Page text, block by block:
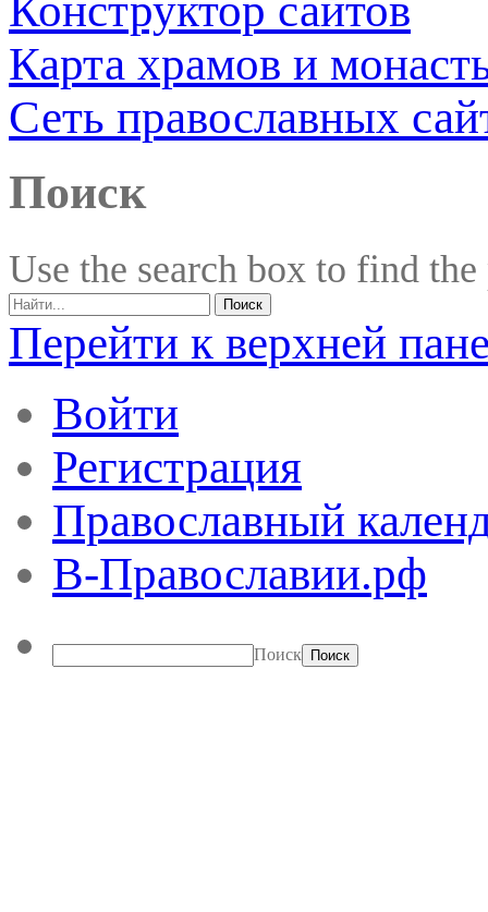
Конструктор сайтов
Карта храмов и
Сеть православных
Поиск
Use the search box to find
Перейти к верхней
Войти
Регистрация
Православный
В-Православии.рф
Поиск